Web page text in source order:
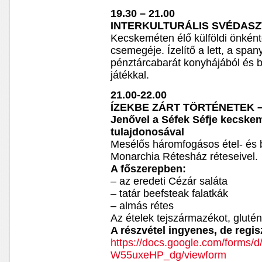
19.30 – 21.00
INTERKULTURÁLIS
Kecskeméten élő külföldi
csemegéje. Ízelítő a lett, a
pénztárcabarát konyhájából és
játékkal.
21.00-22.00
ÍZEKBE ZÁRT TÖRTÉNETEK
Jenővel a Séfek Séfje
tulajdonosával
Mesélős háromfogásos étel-
Monarchia Rétesház réteseivel.
A főszerepben:
– az eredeti Cézár saláta
– tatár beefsteak falatkák
– almás rétes
Az ételek tejszármazékot,
A részvétel ingyenes, de
https://docs.google.com/forms/
W55uxeHP_dg/viewform